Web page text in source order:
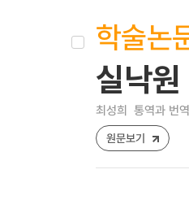
학술논
실낙
최성희 통역과
원문보기